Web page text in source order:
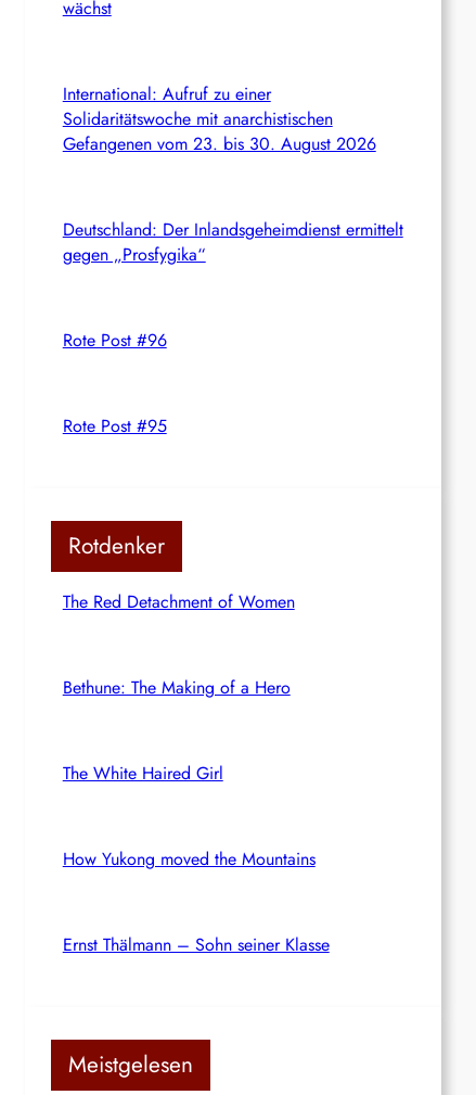
wächst
International: Aufruf zu einer
Solidaritätswoche mit anarchistischen
Gefangenen vom 23. bis 30. August 2026
Deutschland: Der Inlandsgeheimdienst ermittelt
gegen „Prosfygika“
Rote Post #96
Rote Post #95
Rotdenker
The Red Detachment of Women
Bethune: The Making of a Hero
The White Haired Girl
How Yukong moved the Mountains
Ernst Thälmann – Sohn seiner Klasse
Meistgelesen